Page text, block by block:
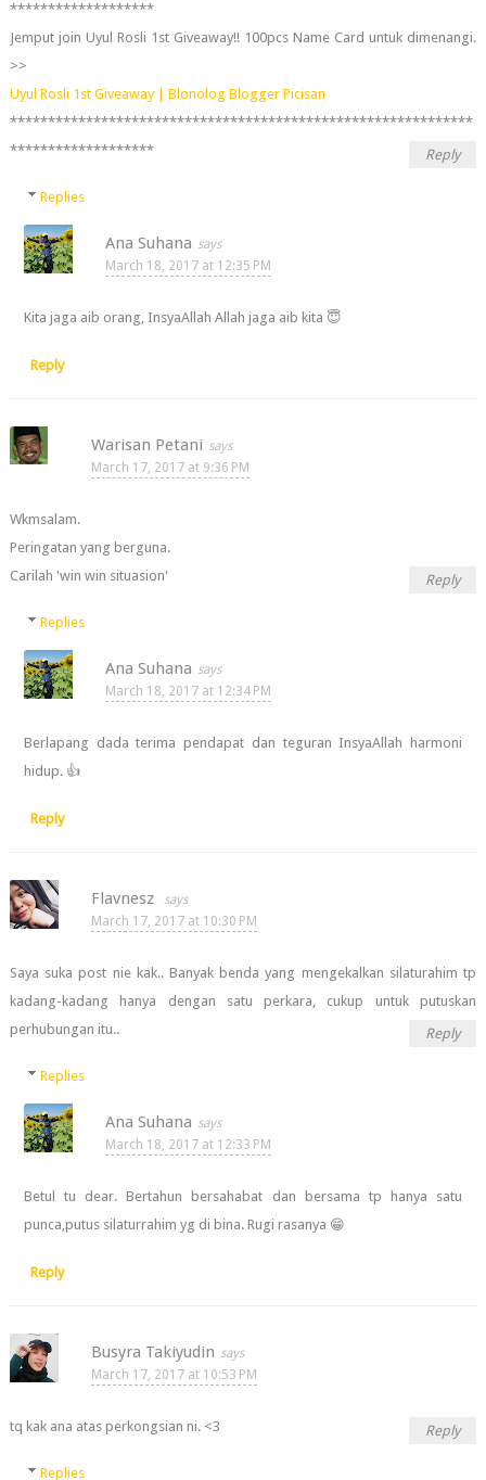
*******************
Jemput join Uyul Rosli 1st Giveaway!! 100pcs Name Card untuk dimenangi.
>>
Uyul Rosli 1st Giveaway | Blonolog Blogger Picisan
*************************************************************
*******************
Reply
Replies
Ana Suhana
March 18, 2017 at 12:35 PM
Kita jaga aib orang, InsyaAllah Allah jaga aib kita 😇
Reply
Warisan Petani
March 17, 2017 at 9:36 PM
Wkmsalam.
Peringatan yang berguna.
Carilah 'win win situasion'
Reply
Replies
Ana Suhana
March 18, 2017 at 12:34 PM
Berlapang dada terima pendapat dan teguran InsyaAllah harmoni
hidup. 👍
Reply
Flavnesz
March 17, 2017 at 10:30 PM
Saya suka post nie kak.. Banyak benda yang mengekalkan silaturahim tp
kadang-kadang hanya dengan satu perkara, cukup untuk putuskan
perhubungan itu..
Reply
Replies
Ana Suhana
March 18, 2017 at 12:33 PM
Betul tu dear. Bertahun bersahabat dan bersama tp hanya satu
punca,putus silaturrahim yg di bina. Rugi rasanya 😁
Reply
Busyra Takiyudin
March 17, 2017 at 10:53 PM
tq kak ana atas perkongsian ni. <3 Reply
Replies